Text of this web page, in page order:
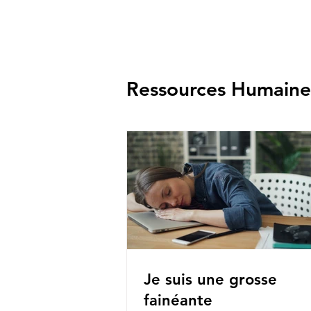
Ressources
Je suis une grosse
fainéante